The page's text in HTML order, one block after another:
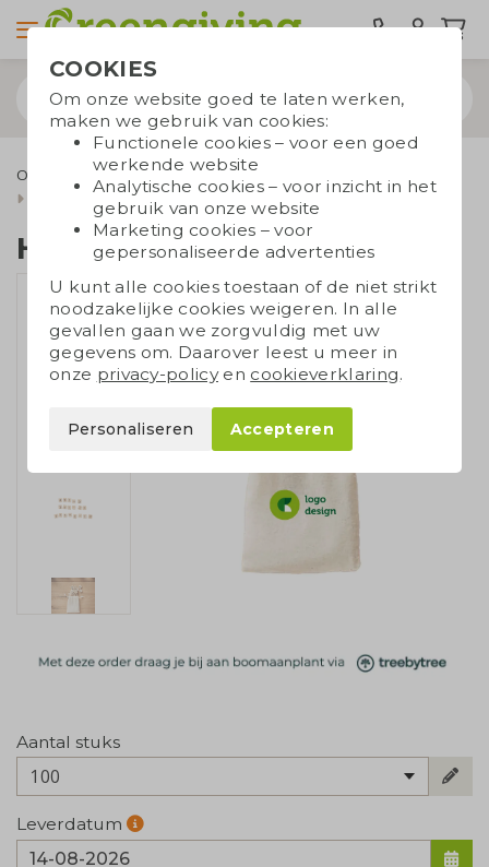
Outdoor & Vrije tijd Speelgoed en spellen
Houten telspel
Houten telspel
Aantal stuks
100
Leverdatum
COOKIES
Om onze website goed te laten werken,
maken we gebruik van cookies:
Functionele cookies – voor een goed
werkende website
Analytische cookies – voor inzicht in het
gebruik van onze website
Marketing cookies – voor
gepersonaliseerde advertenties
U kunt alle cookies toestaan of de niet strikt
noodzakelijke cookies weigeren. In alle
gevallen gaan we zorgvuldig met uw
gegevens om. Daarover leest u meer in
onze privacy-policyen cookieverklaring.
Personaliseren Accepteren